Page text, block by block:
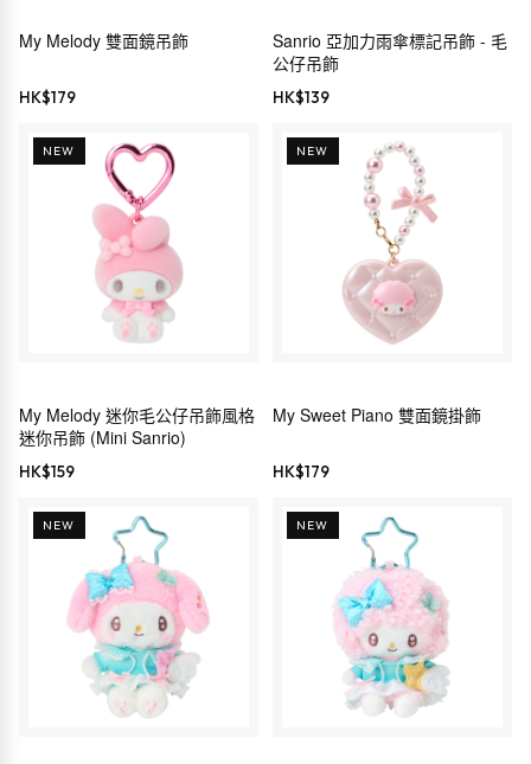
My Melody 雙面鏡吊飾
HK$179
Sanrio 亞加力雨傘標記吊飾 - 毛
公仔吊飾
HK$139
NEW
My Melody 迷你毛公仔吊飾風格
迷你吊飾 (Mini Sanrio)
HK$159
NEW
My Sweet Piano 雙面鏡掛飾
HK$179
NEW NEW